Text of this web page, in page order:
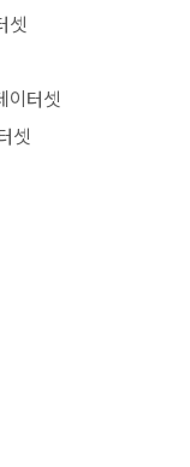
셋
이터셋
셋